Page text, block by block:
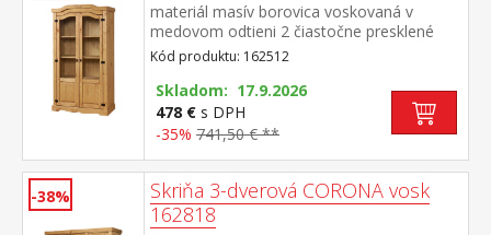
materiál masív borovica voskovaná v
medovom odtieni 2 čiastočne presklené
dvierka, kovové ozdobné úchytky súčasť
zostavy Corona
Kód produktu: 162512
Skladom: 17.9.2026
478 € s DPH
-35% 741,50 € **
-38%
Skriňa 3-dverová CORONA vosk
162818